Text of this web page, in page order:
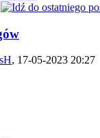
, 17-05-2023 20:27